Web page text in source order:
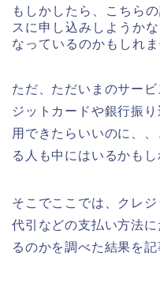
もしかしたら、こちら
スに申し込みしようか
なっているのかもしれま
ただ、ただいまのサー
ジットカードや銀行振
用できたらいいのに、
る人も中にはいるかもし
そこでここでは、クレ
代引などの支払い方法
るのかを調べた結果を